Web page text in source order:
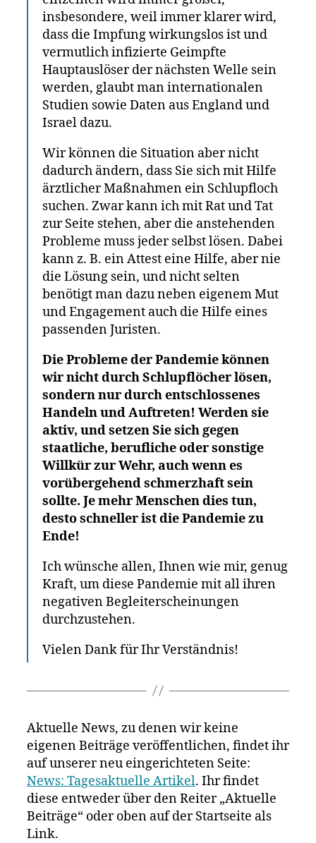
insbesondere, weil immer klarer wird,
dass die Impfung wirkungslos ist und
vermutlich infizierte Geimpfte
Hauptauslöser der nächsten Welle sein
werden, glaubt man internationalen
Studien sowie Daten aus England und
Israel dazu.
Wir können die Situation aber nicht
dadurch ändern, dass Sie sich mit Hilfe
ärztlicher Maßnahmen ein Schlupfloch
suchen. Zwar kann ich mit Rat und Tat
zur Seite stehen, aber die anstehenden
Probleme muss jeder selbst lösen. Dabei
kann z. B. ein Attest eine Hilfe, aber nie
die Lösung sein, und nicht selten
benötigt man dazu neben eigenem Mut
und Engagement auch die Hilfe eines
passenden Juristen.
Die Probleme der Pandemie können
wir nicht durch Schlupflöcher lösen,
sondern nur durch entschlossenes
Handeln und Auftreten! Werden sie
aktiv, und setzen Sie sich gegen
staatliche, berufliche oder sonstige
Willkür zur Wehr, auch wenn es
vorübergehend schmerzhaft sein
sollte. Je mehr Menschen dies tun,
desto schneller ist die Pandemie zu
Ende!
Ich wünsche allen, Ihnen wie mir, genug
Kraft, um diese Pandemie mit all ihren
negativen Begleiterscheinungen
durchzustehen.
Vielen Dank für Ihr Verständnis!
Aktuelle News, zu denen wir keine
eigenen Beiträge veröffentlichen, findet ihr
auf unserer neu eingerichteten Seite:
News: Tagesaktuelle Artikel. Ihr findet
diese entweder über den Reiter „Aktuelle
Beiträge“ oder oben auf der Startseite als
Link.